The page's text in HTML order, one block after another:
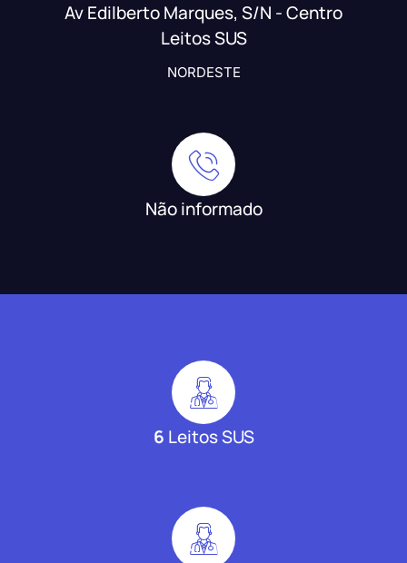
Av Edilberto Marques, S/N - Centro
Leitos SUS
NORDESTE
Não informado
6 Leitos SUS